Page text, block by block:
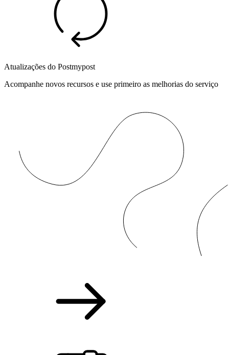
Atualizações do Postmypost
Acompanhe novos recursos e use primeiro as melhorias do serviço